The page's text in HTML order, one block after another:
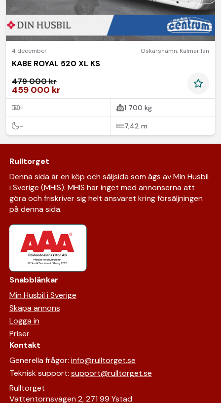
4 december Oskarshamn, Kalmar län
KABE ROYAL 520 XL KS
479 000 kr
459 000 kr
- 1 700 kg
- 7,42 m
Rulltorget
Denna sida är en köp och säljsida som ägs av Min Husbil
i Sverige (MHIS). MHIS har inget med annonserna att
göra och friskriver sig helt ansvaret kring försäljningen
på denna sida.
Snabblänkar
Min Husbil i Sverige
Skapa annons
Logga in
Priser
Kontakt
Generella frågor: info@rulltorget.se
Teknisk support: support@rulltorget.se
Rulltorget
Vattentornsvägen 2, 271 99 Ystad